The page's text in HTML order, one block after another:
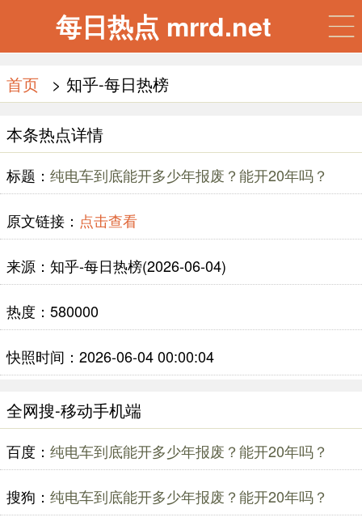
每日热点 mrrd.net
首页 > 知乎-每日热榜
本条热点详情
标题： 纯电车到底能开多少年报废？能开20年吗？
原文链接： 点击查看
来源：知乎-每日热榜(2026-06-04)
热度：580000
快照时间：2026-06-04 00:00:04
全网搜-移动手机端
百度： 纯电车到底能开多少年报废？能开20年吗？
搜狗： 纯电车到底能开多少年报废？能开20年吗？